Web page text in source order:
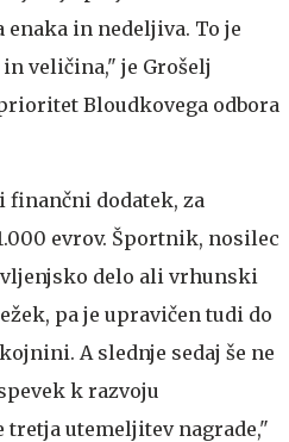
enaka in nedeljiva. To je
veličina," je Grošelj
Bloudkovega odbora
finančni dodatek, za
evrov. Športnik, nosilec
delo ali vrhunski
pa je upravičen tudi do
A slednje sedaj še ne
k razvoju
tretja utemeljitev nagrade,"